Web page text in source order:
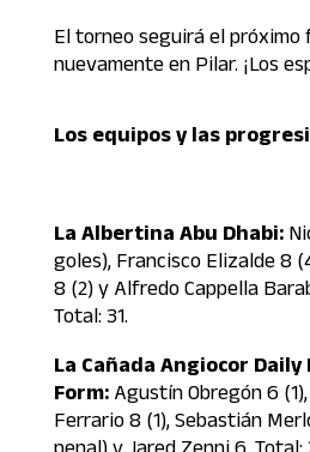
El torneo seguirá el próximo
nuevamente en Pilar. ¡Los
Los equipos y las
La Albertina Abu Dhabi:
goles), Francisco Elizalde 8
8 (2) y Alfredo Cappella
Total: 31.
La Cañada Angiocor Daily
Form: Agustín Obregón 6
Ferrario 8 (1), Sebastián
penal) y Jared Zenni 6. Total: